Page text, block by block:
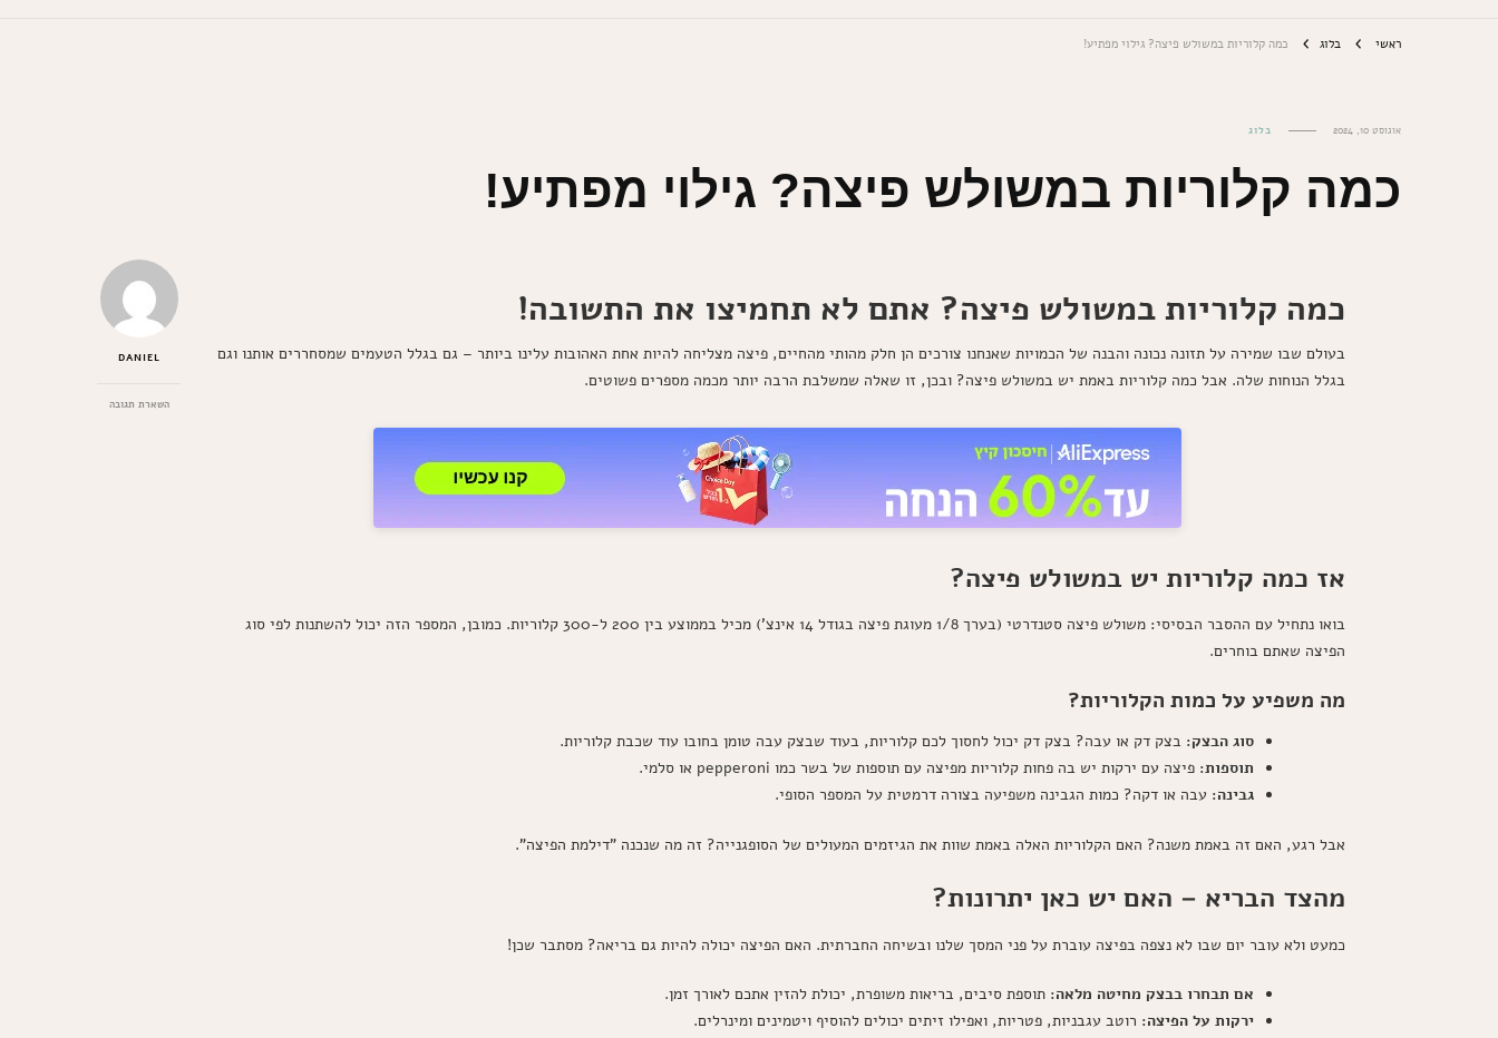
ראשי בלוג כמה קלוריות במשולש פיצה? גילוי מפתיע!
אוגוסט 10, 2024 בלוג
כמה קלוריות במשולש פיצה? גילוי מפתיע!
DANIEL
השארת תגובהבנושא
כמה קלוריות במשולש פיצה? אתם לא תחמיצו את התשובה!
בעולם שבו שמירה על תזונה נכונה והבנה של הכמויות שאנחנו צורכים הן חלק מהותי מהחיים, פיצה מצליחה להיות אחת האהובות עלינו ביותר – גם בגלל הטעמים שמסחררים אותנו וגם
בגלל הנוחות שלה. אבל כמה קלוריות באמת יש במשולש פיצה? ובכן, זו שאלה שמשלבת הרבה יותר מכמה מספרים פשוטים.
אז כמה קלוריות יש במשולש פיצה?
בואו נתחיל עם ההסבר הבסיסי: משולש פיצה סטנדרטי (בערך 1/8 מעוגת פיצה בגודל 14 אינצ') מכיל בממוצע בין 200 ל-300 קלוריות. כמובן, המספר הזה יכול להשתנות לפי סוג
הפיצה שאתם בוחרים.
מה משפיע על כמות הקלוריות?
סוג הבצק: בצק דק או עבה? בצק דק יכול לחסוך לכם קלוריות, בעוד שבצק עבה טומן בחובו עוד שכבת קלוריות.
תוספות: פיצה עם ירקות יש בה פחות קלוריות מפיצה עם תוספות של בשר כמו pepperoni או סלמי.
גבינה: עבה או דקה? כמות הגבינה משפיעה בצורה דרמטית על המספר הסופי.
אבל רגע, האם זה באמת משנה? האם הקלוריות האלה באמת שוות את הגיזמים המעולים של הסופגנייה? זה מה שנכנה "דילמת הפיצה".
מהצד הבריא – האם יש כאן יתרונות?
כמעט ולא עובר יום שבו לא נצפה בפיצה עוברת על פני המסך שלנו ובשיחה החברתית. האם הפיצה יכולה להיות גם בריאה? מסתבר שכן!
אם תבחרו בבצק מחיטה מלאה: תוספת סיבים, בריאות משופרת, יכולת להזין אתכם לאורך זמן.
ירקות על הפיצה: רוטב עגבניות, פטריות, ואפילו זיתים יכולים להוסיף ויטמינים ומינרלים.